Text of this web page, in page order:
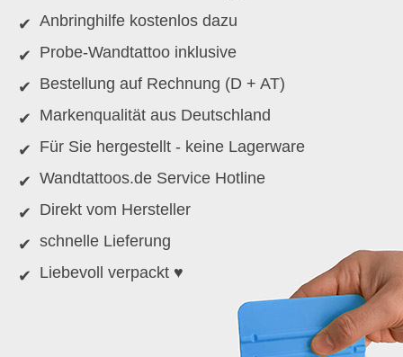
Anbringhilfe kostenlos dazu
Probe-Wandtattoo inklusive
Bestellung auf Rechnung (D + AT)
Markenqualität aus Deutschland
Für Sie hergestellt - keine Lagerware
Wandtattoos.de Service Hotline
Direkt vom Hersteller
schnelle Lieferung
Liebevoll verpackt ♥